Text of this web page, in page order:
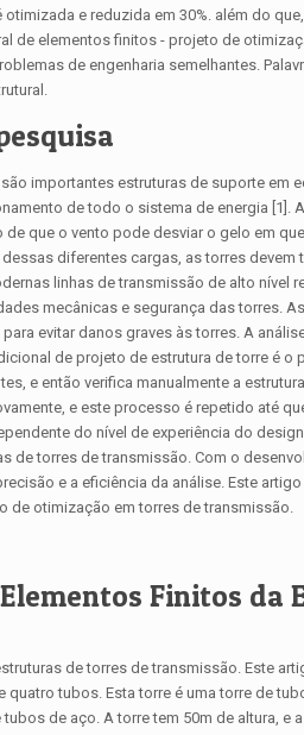
e reduzida em 30%. além do
de elementos finitos - projeto de
de engenharia semelhantes.
importantes estruturas de suporte em
de todo o sistema de energia [1].
que o vento pode desviar o gelo em
diferentes cargas, as torres
linhas de transmissão de alto
mecânicas e segurança das torres.
evitar danos graves às torres. A
de projeto de estrutura de torre é
e então verifica manualmente a
e este processo é repetido até
do nível de experiência do
de torres de transmissão. Com o
e a eficiência da análise. Este
de otimização em torres de transmissão.
Finitos da
de torres de transmissão. Este
quatro tubos. Esta torre é uma torre de
de aço. A torre tem 50m de altura,